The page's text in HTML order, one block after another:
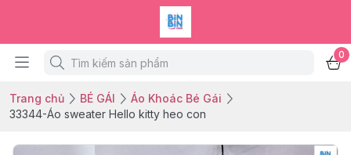
0
Trang chủ BÉ GÁI
Áo Khoác Bé Gái
33344-Áo sweater Hello kitty heo con